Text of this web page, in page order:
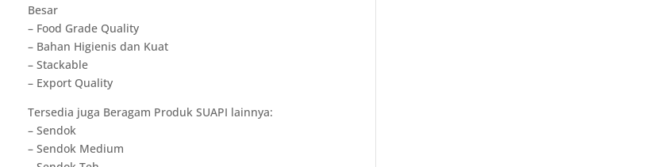
Besar
– Food Grade Quality
– Bahan Higienis dan Kuat
– Stackable
– Export Quality
Tersedia juga Beragam Produk SUAPI lainnya:
– Sendok
– Sendok Medium